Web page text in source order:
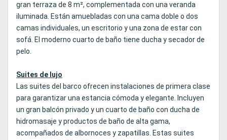
gran terraza de 8 m², complementada con una veranda
iluminada. Están amuebladas con una cama doble o dos
camas individuales, un escritorio y una zona de estar con
sofá. El moderno cuarto de baño tiene ducha y secador de
pelo.
Suites de lujo
Las suites del barco ofrecen instalaciones de primera clase
para garantizar una estancia cómoda y elegante. Incluyen
un gran balcón privado y un cuarto de baño con ducha de
hidromasaje y productos de baño de alta gama,
acompañados de albornoces y zapatillas. Estas suites